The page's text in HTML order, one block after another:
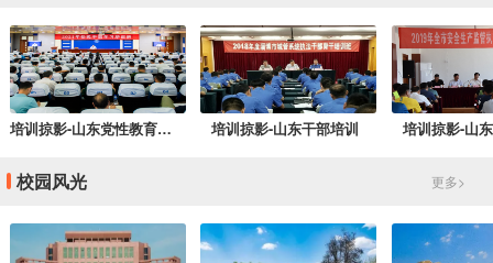
培训掠影-山东党性教育培训 培训掠影-山东干部培训 培训掠影-山
校园风光 更多>